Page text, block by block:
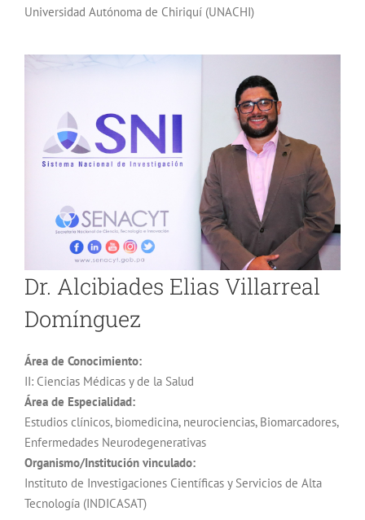
Universidad Autónoma de Chiriquí (UNACHI)
Dr. Alcibiades Elias Villarreal
Domínguez
Área de Conocimiento:
II: Ciencias Médicas y de la Salud
Área de Especialidad:
Estudios clínicos, biomedicina, neurociencias, Biomarcadores,
Enfermedades Neurodegenerativas
Organismo/Institución vinculado:
Instituto de Investigaciones Científicas y Servicios de Alta
Tecnología (INDICASAT)